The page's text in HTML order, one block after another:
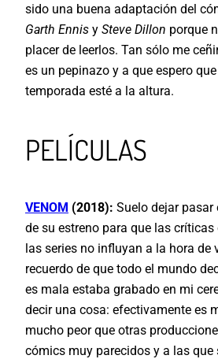
sido una buena adaptación del
Garth Ennis y Steve Dillon porque
placer de leerlos. Tan sólo me
es un pepinazo y a que espero
temporada esté a la altura.
PELÍCULAS
VENOM (2018): Suelo dejar pasar
de su estreno para que las
las series no influyan a la hora de
recuerdo de que todo el mundo
es mala estaba grabado en mi
decir una cosa: efectivamente es
mucho peor que otras
cómics muy parecidos y a las que